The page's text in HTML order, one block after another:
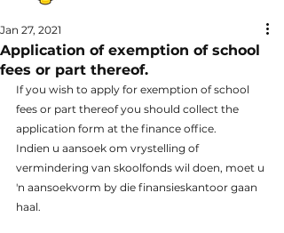
Application of exemption of school
fees or part thereof.
Jan 27, 2021
If you wish to apply for exemption of school
fees or part thereof you should collect the
application form at the finance office.
Indien u aansoek om vrystelling of
vermindering van skoolfonds wil doen, moet u
'n aansoekvorm by die finansieskantoor gaan
haal.